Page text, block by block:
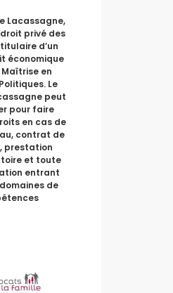
Lacassagne,
privé des
d’un
économique
Maîtrise en
Le
peut
pour faire
en cas de
contrat de
prestation
et toute
entrant
de